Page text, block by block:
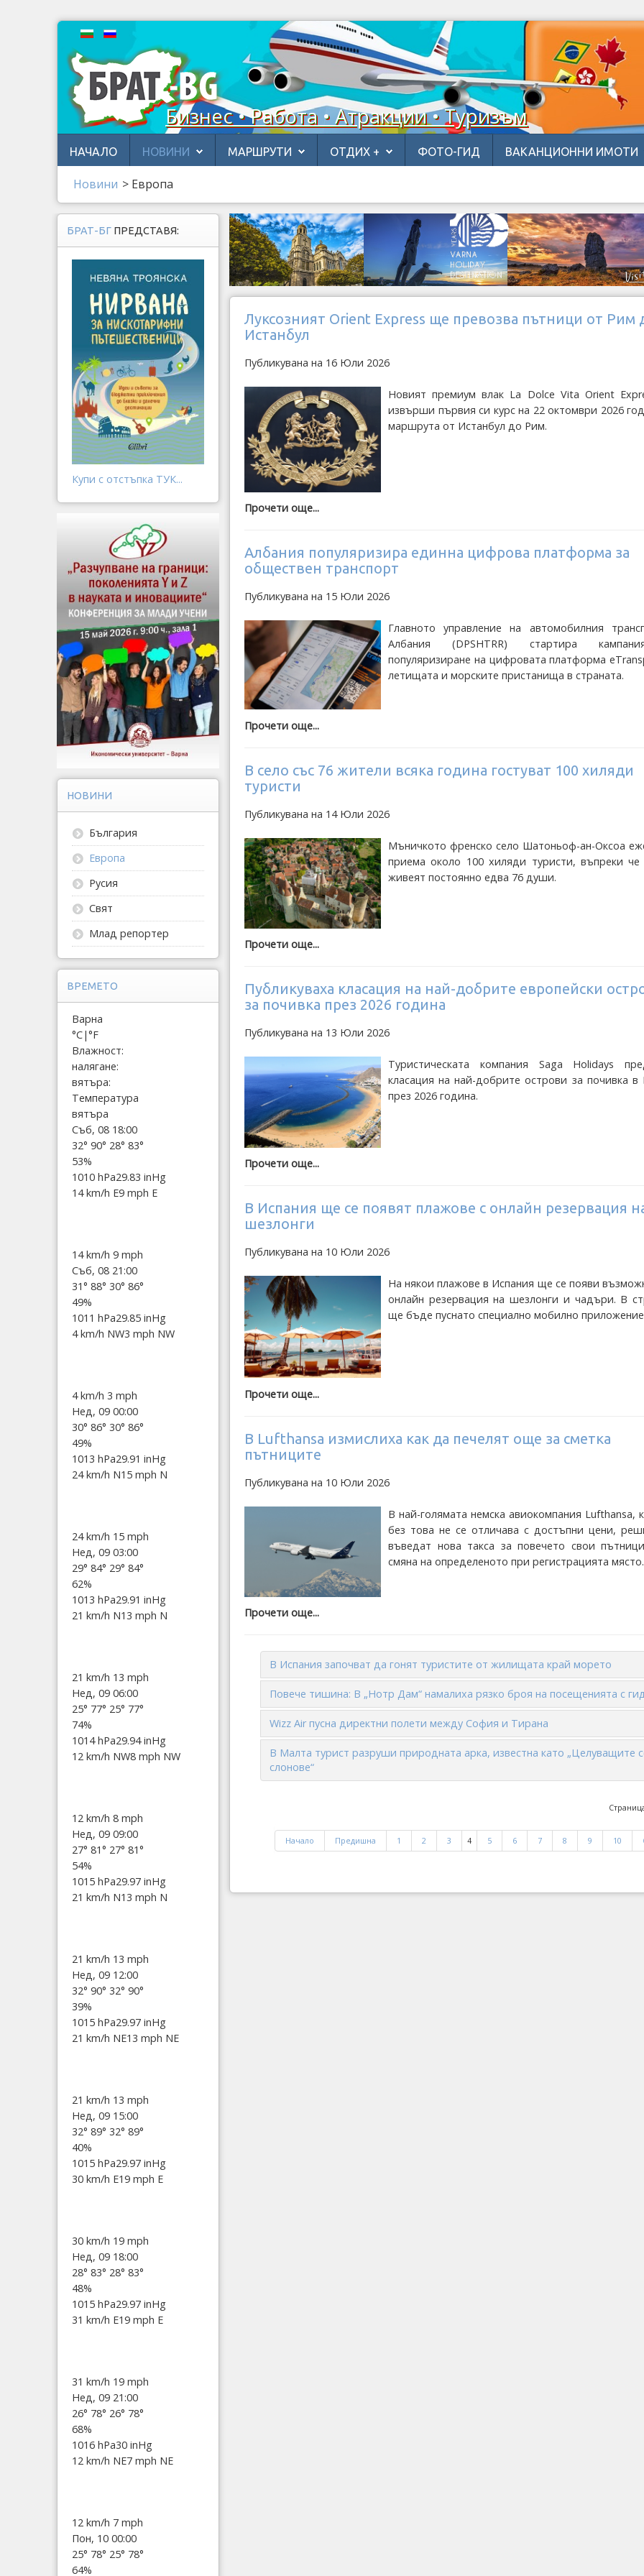
Бизнес • Работа • Атракции • Туризъм
НАЧАЛО НОВИНИ МАРШРУТИ ОТДИХ + ФОТО-ГИД ВАКАНЦИОННИ ИМОТИ
Новини > Европа
Луксозният Orient Express ще превозва пътници от Рим
Истанбул
Публикувана на 16 Юли 2026
Новият премиум влак La Dolce Vita Orient
извърши първия си курс на 22 октомври 2026
маршрута от Истанбул до Рим.
Прочети още...
Албания популяризира единна цифрова платформа за
обществен транспорт
Публикувана на 15 Юли 2026
Главното управление на автомобилния
Албания (DPSHTRR) стартира
популяризиране на цифровата платформа
летищата и морските пристанища в страната.
Прочети още...
В село със 76 жители всяка година гостуват 100 хиляди
туристи
Публикувана на 14 Юли 2026
Мъничкото френско село Шатоньоф-ан-Оксоа
приема около 100 хиляди туристи, въпреки че
живеят постоянно едва 76 души.
Прочети още...
Публикуваха класация на най-добрите европейски
за почивка през 2026 година
Публикувана на 13 Юли 2026
Туристическата компания Saga Holidays
класация на най-добрите острови за почивка в
през 2026 година.
Прочети още...
В Испания ще се появят плажове с онлайн резервация
шезлонги
Публикувана на 10 Юли 2026
На някои плажове в Испания ще се появи
онлайн резервация на шезлонги и чадъри. В
ще бъде пуснато специално мобилно
Прочети още...
В Lufthansa измислиха как да печелят още за сметка
пътниците
Публикувана на 10 Юли 2026
В най-голямата немска авиокомпания Lufthansa,
без това не се отличава с достъпни цени,
въведат нова такса за повечето свои
смяна на определеното при регистрацията място.
Прочети още...
В Испания започват да гонят туристите от жилищата край морето
Повече тишина: В „Нотр Дам“ намалиха рязко броя на посещенията с
Wizz Air пусна директни полети между София и Тирана
В Малта турист разруши природната арка, известна като „Целуващите
слонове“
Начало Предишна 1 2 3 4 5 6 7 8 9 10
БРАТ-БГ ПРЕДСТАВЯ:
Купи с отстъпка ТУК...
НОВИНИ
България
Европа
Русия
Свят
Млад репортер
ВРЕМЕТО
Варна
°C|°F
Влажност:
налягане:
вятъра:
Температура
вятъра
Съб, 08 18:00
32° 90° 28° 83°
53%
1010 hPa29.83 inHg
14 km/h E9 mph E
14 km/h 9 mph
Съб, 08 21:00
31° 88° 30° 86°
49%
1011 hPa29.85 inHg
4 km/h NW3 mph NW
4 km/h 3 mph
Нед, 09 00:00
30° 86° 30° 86°
49%
1013 hPa29.91 inHg
24 km/h N15 mph N
24 km/h 15 mph
Нед, 09 03:00
29° 84° 29° 84°
62%
1013 hPa29.91 inHg
21 km/h N13 mph N
21 km/h 13 mph
Нед, 09 06:00
25° 77° 25° 77°
74%
1014 hPa29.94 inHg
12 km/h NW8 mph NW
12 km/h 8 mph
Нед, 09 09:00
27° 81° 27° 81°
54%
1015 hPa29.97 inHg
21 km/h N13 mph N
21 km/h 13 mph
Нед, 09 12:00
32° 90° 32° 90°
39%
1015 hPa29.97 inHg
21 km/h NE13 mph NE
21 km/h 13 mph
Нед, 09 15:00
32° 89° 32° 89°
40%
1015 hPa29.97 inHg
30 km/h E19 mph E
30 km/h 19 mph
Нед, 09 18:00
28° 83° 28° 83°
48%
1015 hPa29.97 inHg
31 km/h E19 mph E
31 km/h 19 mph
Нед, 09 21:00
26° 78° 26° 78°
68%
1016 hPa30 inHg
12 km/h NE7 mph NE
12 km/h 7 mph
Пон, 10 00:00
25° 78° 25° 78°
64%